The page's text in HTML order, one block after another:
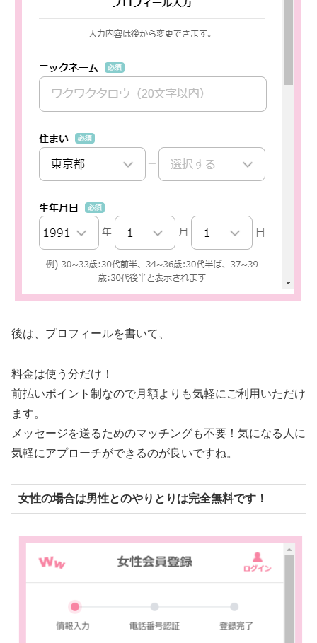
後は、プロフィールを書いて、
料金は使う分だけ！
前払いポイント制なので月額よりも気軽にご利用いただけ
ます。
メッセージを送るためのマッチングも不要！気になる人に
気軽にアプローチができるのが良いですね。
女性の場合は男性とのやりとりは完全無料です！